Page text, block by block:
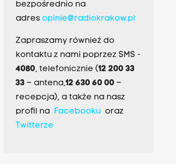
bezpośrednio na
adres opinie@radiokrakow.pl
Zapraszamy również do
kontaktu z nami poprzez SMS -
4080, telefonicznie (12 200 33
33– antena,12 630 60 00 –
recepcja), a także na nasz
profil na Facebookuoraz
Twitterze